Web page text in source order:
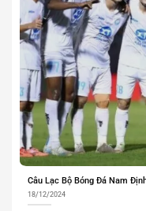
Câu Lạc Bộ Bóng Đá Nam
18/12/2024